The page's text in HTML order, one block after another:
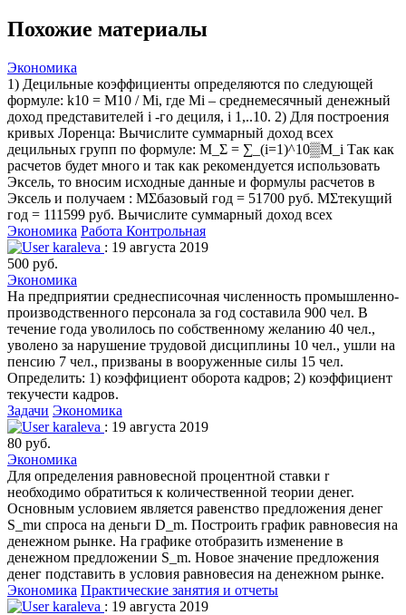
Похожие материалы
Экономика
1) Децильные коэффициенты определяются по следующей
формуле: k10 = M10 / Mi, где Mi – среднемесячный денежный
доход представителей i -го дециля, i 1,..10. 2) Для построения
кривых Лоренца: Вычислите суммарный доход всех
децильных групп по формуле: M_Ʃ = ∑_(i=1)^10▒M_i Так как
расчетов будет много и так как рекомендуется использовать
Эксель, то вносим исходные данные и формулы расчетов в
Эксель и получаем : MƩбазовый год = 51700 руб. MƩтекущий
год = 111599 руб. Вычислите суммарный доход всех
Экономика Работа Контрольная
karaleva : 19 августа 2019
500 руб.
Экономика
На предприятии среднесписочная численность промышленно-
производственного персонала за год составила 900 чел. В
течение года уволилось по собственному желанию 40 чел.,
уволено за нарушение трудовой дисциплины 10 чел., ушли на
пенсию 7 чел., призваны в вооруженные силы 15 чел.
Определить: 1) коэффициент оборота кадров; 2) коэффициент
текучести кадров.
Задачи Экономика
karaleva : 19 августа 2019
80 руб.
Экономика
Для определения равновесной процентной ставки r
необходимо обратиться к количественной теории денег.
Основным условием является равенство предложения денег
S_mи спроса на деньги D_m. Построить график равновесия на
денежном рынке. На графике отобразить изменение в
денежном предложении S_m. Новое значение предложения
денег подставить в условия равновесия на денежном рынке.
Экономика Практические занятия и отчеты
karaleva : 19 августа 2019